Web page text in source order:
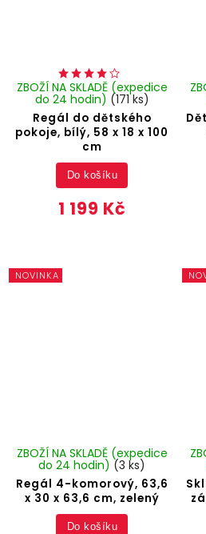
Regál do dětského
pokoje, bílý, 58 x 18 x 100
cm
ZBOŽÍ NA SKLADĚ (expedice
do 24 hodin) (171 ks)
1 199 Kč
Do košíku
NOVINKA
Regál 4-komorový, 63,6
x 30 x 63,6 cm, zelený
ZBOŽÍ NA SKLADĚ (expedice
do 24 hodin) (3 ks)
Do košíku